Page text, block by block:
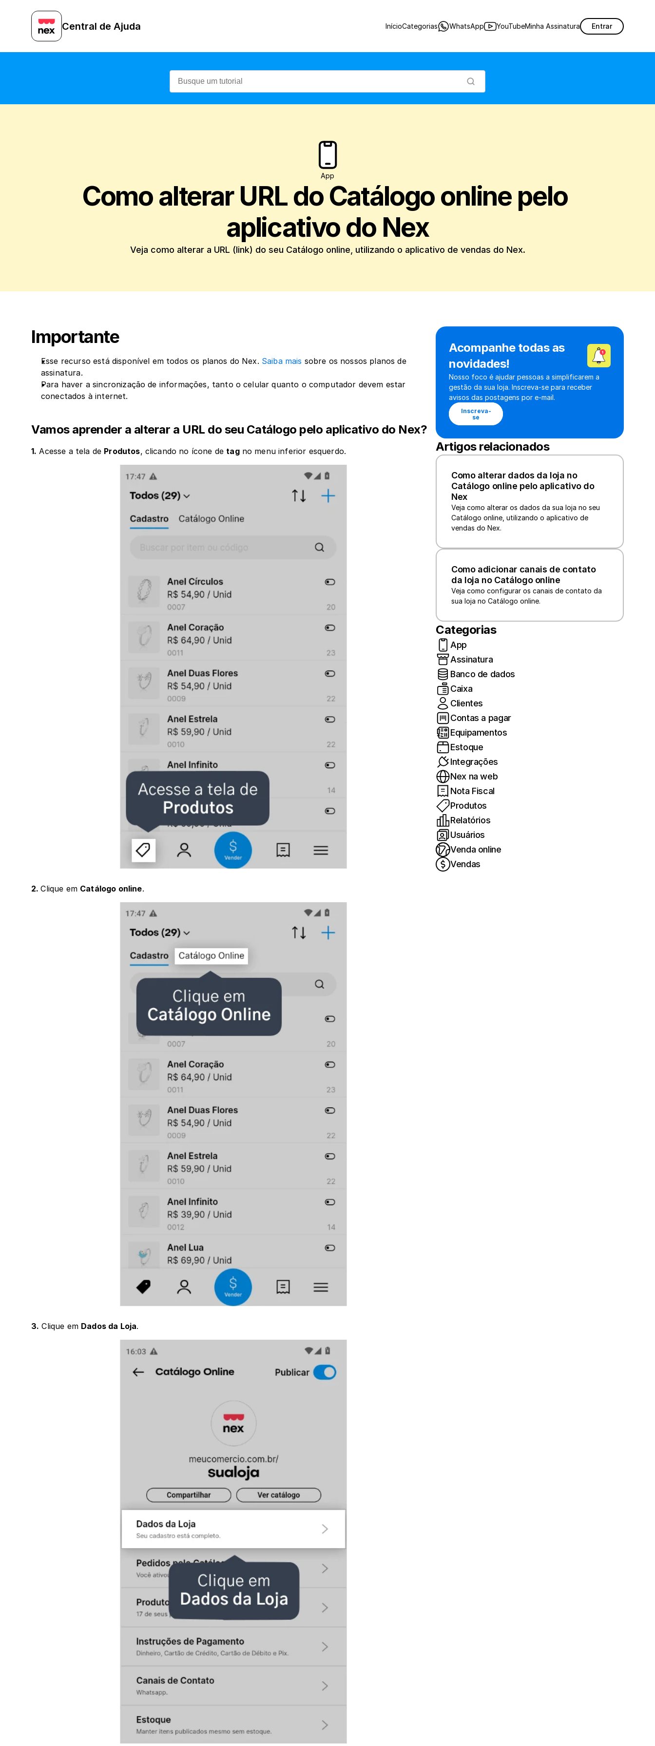
Central de Ajuda InícioCategorias WhatsApp YouTubeMinha Assinatura Entrar
App
Como alterar URL do Catálogo online pelo
aplicativo do Nex
Veja como alterar a URL (link) do seu Catálogo online, utilizando o aplicativo de vendas do Nex.
Importante
Esse recurso está disponível em todos os planos do Nex. Saiba mais sobre os nossos planos de
assinatura.
Para haver a sincronização de informações, tanto o celular quanto o computador devem estar
conectados à internet.
Vamos aprender a alterar a URL do seu Catálogo pelo aplicativo do Nex?
1. Acesse a tela de Produtos, clicando no ícone de tag no menu inferior esquerdo.
2. Clique em Catálogo online.
3. Clique em Dados da Loja.
Acompanhe todas as
novidades!
Nosso foco é ajudar pessoas a simplificarem a
gestão da sua loja. Inscreva-se para receber
avisos das postagens por e-mail.
Inscreva-
se
Artigos relacionados
Como alterar dados da loja no
Catálogo online pelo aplicativo do
Nex
Veja como alterar os dados da sua loja no seu
Catálogo online, utilizando o aplicativo de
vendas do Nex.
Como adicionar canais de contato
da loja no Catálogo online
Veja como configurar os canais de contato da
sua loja no Catálogo online.
Categorias
App
Assinatura
Banco de dados
Caixa
Clientes
Contas a pagar
Equipamentos
Estoque
Integrações
Nex na web
Nota Fiscal
Produtos
Relatórios
Usuários
Venda online
Vendas